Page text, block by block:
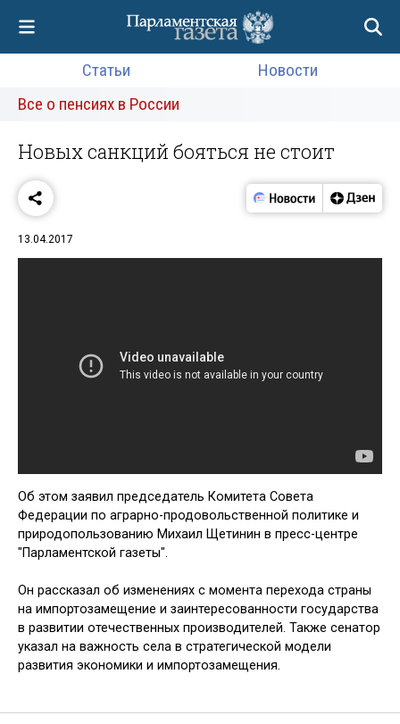
Статьи
Новости
Все о пенсиях в России
Новых санкций бояться не стоит
13.04.2017
Об этом заявил председатель Комитета Совета
Федерации по аграрно-продовольственной политике и
природопользованию Михаил Щетинин в пресс-центре
"Парламентской газеты".
Он рассказал об изменениях с момента перехода страны
на импортозамещение и заинтересованности государства
в развитии отечественных производителей. Также сенатор
указал на важность села в стратегической модели
развития экономики и импортозамещения.